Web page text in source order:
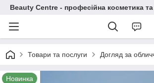
Beauty Centre - професійна косметика
Товари та послуги Догляд за
Новинка